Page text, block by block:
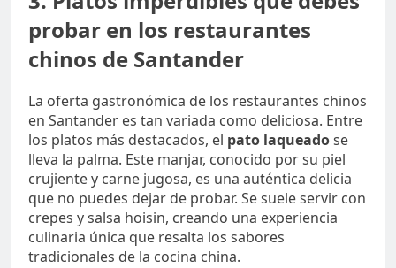
probar en los restaurantes
chinos de Santander
La oferta gastronómica de los restaurantes chinos
en Santander es tan variada como deliciosa. Entre
los platos más destacados, el pato laqueadose
lleva la palma. Este manjar, conocido por su piel
crujiente y carne jugosa, es una auténtica delicia
que no puedes dejar de probar. Se suele servir con
crepes y salsa hoisin, creando una experiencia
culinaria única que resalta los sabores
tradicionales de la cocina china.